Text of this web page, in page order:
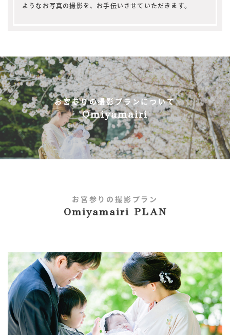
ようなお写真の撮影を、お手伝いさせていただきます。
お宮参りの撮影プランについて
Omiyamairi
お宮参りの撮影プラン
Omiyamairi PLAN